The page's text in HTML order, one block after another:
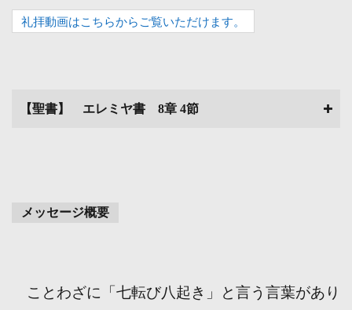
ヤ
ー
礼拝動画はこちらからご覧いただけます。
【聖書】 エレミヤ書 8章 4節
メッセージ概要
ことわざに「七転び八起き」と言う言葉があり